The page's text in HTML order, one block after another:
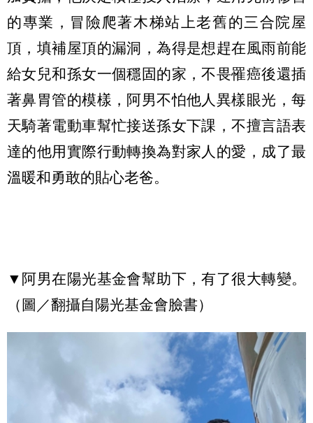
的專業，冒險爬著木梯站上老舊的三合院屋
頂，填補屋頂的漏洞，為得是想趕在風雨前能
給女兒和孫女一個穩固的家，不畏罹癌後還插
著鼻胃管的模樣，阿男不怕他人異樣眼光，每
天騎著電動車幫忙接送孫女下課，不擅言語表
達的他用實際行動轉換為對家人的愛，成了最
溫暖和勇敢的貼心老爸。
▼阿男在陽光基金會幫助下，有了很大轉變。
（圖／翻攝自陽光基金會臉書）